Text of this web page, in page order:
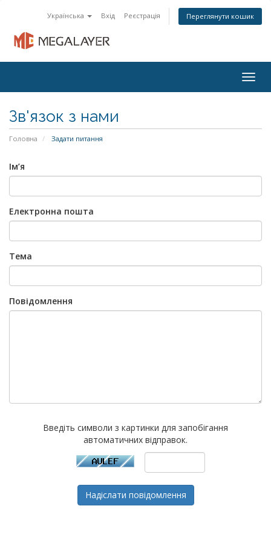
Українська Вхід Реєстрація Переглянути кошик
Зв'язок з нами
Головна Задати питання
Ім’я
Електронна пошта
Тема
Повідомлення
Введіть символи з картинки для запобігання
автоматичних відправок.
Надіслати повідомлення